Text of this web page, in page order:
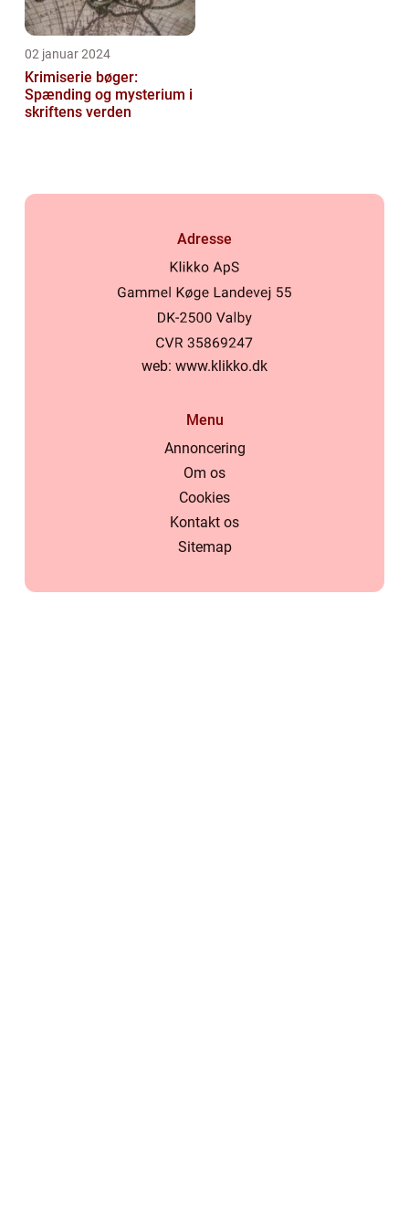
02 januar 2024
Krimiserie bøger:
Spænding og mysterium i
skriftens verden
Adresse
web: www.klikko.dk
Menu
Annoncering
Om os
Cookies
Kontakt os
Sitemap